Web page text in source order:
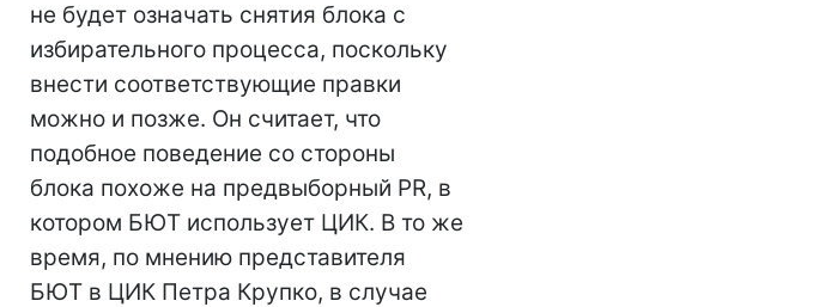
не будет означать снятия блока с
избирательного процесса, поскольку
внести соответствующие правки
можно и позже. Он считает, что
подобное поведение со стороны
блока похоже на предвыборный PR, в
котором БЮТ использует ЦИК. В то же
время, по мнению представителя
БЮТ в ЦИК Петра Крупко, в случае